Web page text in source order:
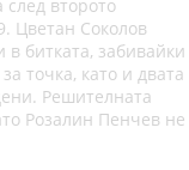
второто
Цветан Соколов
битката, забивайки
точка, като и двата
Решителната
Розалин Пенчев не